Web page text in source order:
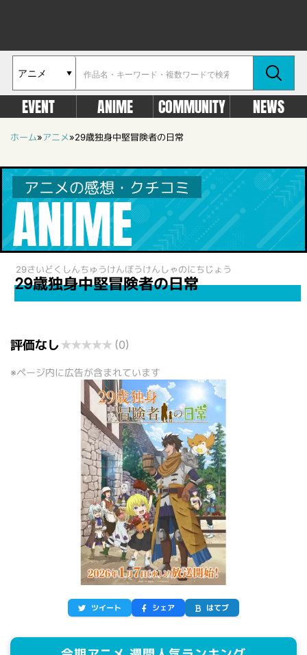
EVENT ANIME COMMUNITY NEWS
ホーム»アニメ»29歳独身中堅冒険者の日常
アニメの感想・クチコミ
ANIME
29さいどくしんちゅうけんぼうけんしゃのにちじょう
29歳独身中堅冒険者の日常
評価なし★★★★★ (0)
※ページ内に広告が含まれています
ツイート シェア はてブ